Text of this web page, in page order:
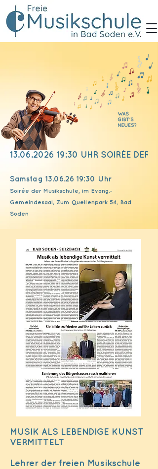
13.06.2026 19:30 UHR SOIRÉE DER
Samstag 13.06.26 19:30 Uhr
Soirée der Musikschule, im Evang.-
Gemeindesaal, Zum Quellenpark 54, Bad
Soden
MUSIK ALS LEBENDIGE KUNST
VERMITTELT
Lehrer der freien Musikschule